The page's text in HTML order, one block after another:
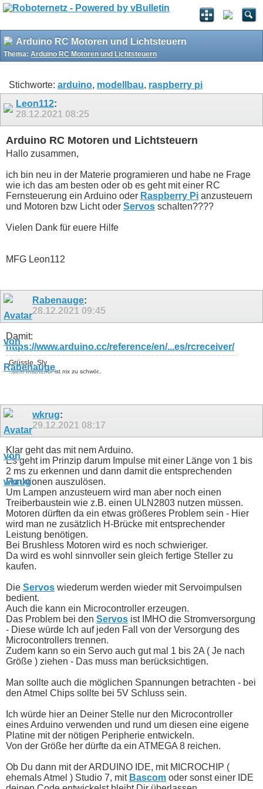
Arduino RC Motoren und Lichtsteuern
Thema: Arduino RC Motoren und Lichtsteuern
Stichworte: arduino, modellbau, raspberry pi
Leon112:
28.12.2021 08:25
Arduino RC Motoren und Lichtsteuern
Hallo zusammen,
ich bin neu in der Materie programieren und habe ne Frage
wie ich das am besten oder ob es geht mit einer RC
Fernsteuerung ein Arduino oder Raspberry Pi anzusteuern
und Motoren bzw Licht oder Servos schalten????
Vielen Dank für euere Hilfe
MFG Leon112
Rabenauge:
28.12.2021 09:45
Damit:
https://www.arduino.cc/reference/en/...es/rcreceiver/
Grüssle, Sly
..dem Inschenör ist nix zu schwör..
wkrug:
29.12.2021 08:17
Klar geht das mit nem Arduino.
Es geht im Prinzip darum Impulse mit einer Länge von 1 bis
2 ms zu erkennen und dann damit die entsprechenden
Funktionen auszulösen.
Um Lampen anzusteuern wird man aber noch einen
Treiberbaustein wie z.B. einen ULN2803 nutzen müssen.
Motoren dürften da ein etwas größeres Problem sein - Hier
wird man ne zusätzlich H-Brücke mit entsprechender
Leistung benötigen.
Bei Brushless Motoren wird es noch schwieriger.
Da wird es wohl sinnvoller sein gleich fertige Steller zu
kaufen.
Die Servos wiederum werden wieder mit Servoimpulsen
bedient.
Auch die kann ein Microcontroller erzeugen.
Das Problem bei den Servos ist IMHO die Stromversorgung
- Diese würde Ich auf jeden Fall von der Versorgung des
Microcontrollers trennen.
Zudem kann so ein Servo auch gut mal 1 bis 2A ( Je nach
Größe ) ziehen - Das muss man berücksichtigen.
Man sollte auch die möglichen Spannungen betrachten - bei
den Atmel Chips sollte bei 5V Schluss sein.
Ich würde hier an Deiner Stelle nur den Microcontroller
eines Arduino verwenden und rund um diesen eine eigene
Platine mit der nötigen Peripherie entwickeln.
Von der Größe her dürfte da ein ATMEGA 8 reichen.
Ob Du dann mit der ARDUINO IDE, mit MICROCHIP (
ehemals Atmel ) Studio 7, mit Bascom oder sonst einer IDE